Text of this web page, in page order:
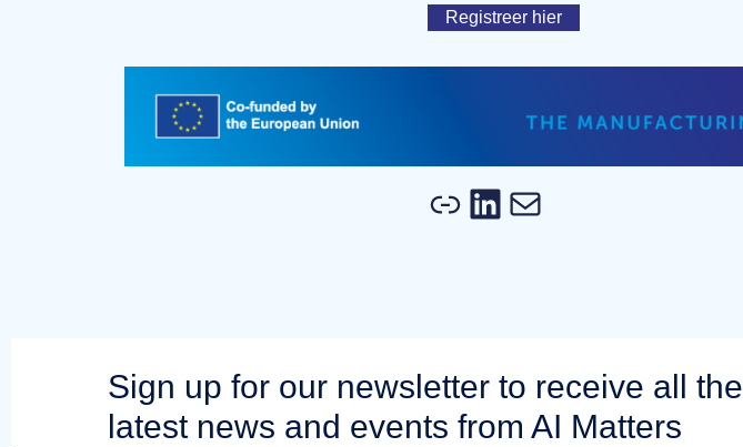
Registreer hier
Sign up for our newsletter to receive all the
latest news and events from AI Matters